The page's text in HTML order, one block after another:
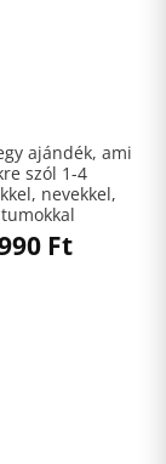
ajándék, ami
szól 1-4
nevekkel,
Ft